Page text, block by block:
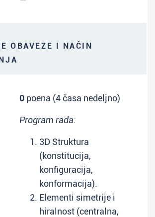
OBAVEZE I NAČIN
0 poena (4 časa nedeljno)
Program rada:
3D Struktura
(konstitucija,
konfiguracija,
konformacija).
Elementi simetrije i
hiralnost (centralna,